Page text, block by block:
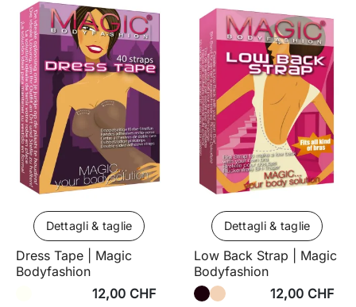
Dettagli & taglie
Dress Tape | Magic
Bodyfashion
12,00 CHF
Dettagli & taglie
Low Back Strap | Magic
Bodyfashion
12,00 CHF